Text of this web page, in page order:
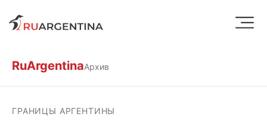
RuArgentinaАрхив
ГРАНИЦЫ АРГЕНТИНЫ